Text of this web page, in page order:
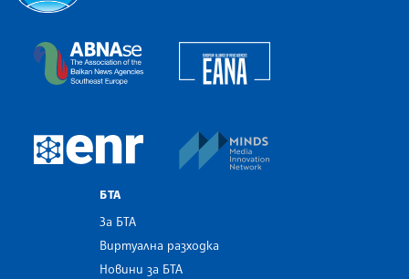
The Assocoation of the Balkan News Agencies
European Newsroom
БТА
За БТА
Виртуална разходка
Новини за БТА